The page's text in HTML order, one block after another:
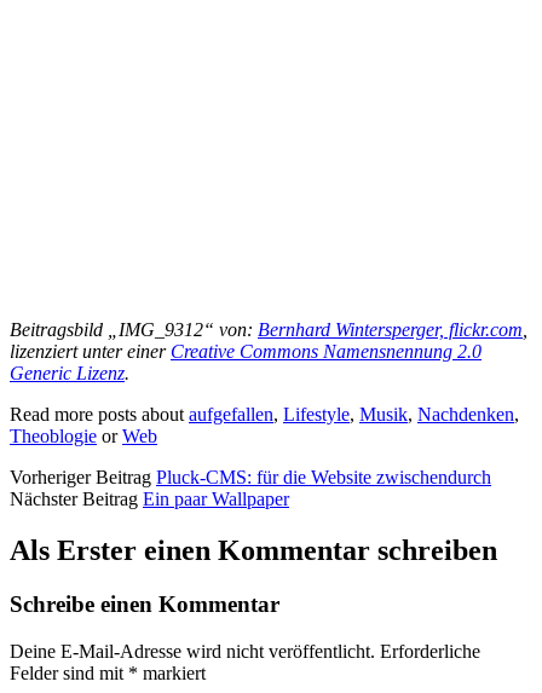
Beitragsbild „IMG_9312“ von: Bernhard Wintersperger, flickr.com
lizenziert unter einer Creative Commons Namensnennung 2.0
Generic Lizenz.
Read more posts about aufgefallen, Lifestyle, Musik, Nachdenken,
Theoblogie orWeb
Vorheriger Beitrag Pluck-CMS: für die Website zwischendurch
Nächster Beitrag Ein paar Wallpaper
Als Erster einen Kommentar schreiben
Schreibe einen Kommentar
Deine E-Mail-Adresse wird nicht veröffentlicht. Erforderliche
Felder sind mit * markiert